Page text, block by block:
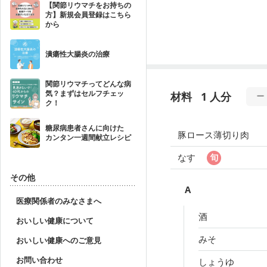
【関節リウマチをお持ちの
方】新規会員登録はこちら
から
潰瘍性大腸炎の治療
関節リウマチってどんな病
気？まずはセルフチェッ
ク！
糖尿病患者さんに向けた
カンタン一週間献立レシピ
その他
医療関係者のみなさまへ
おいしい健康について
おいしい健康へのご意見
お問い合わせ
材料 1 人分
豚ロース薄切り肉
なす
A
酒
みそ
しょうゆ